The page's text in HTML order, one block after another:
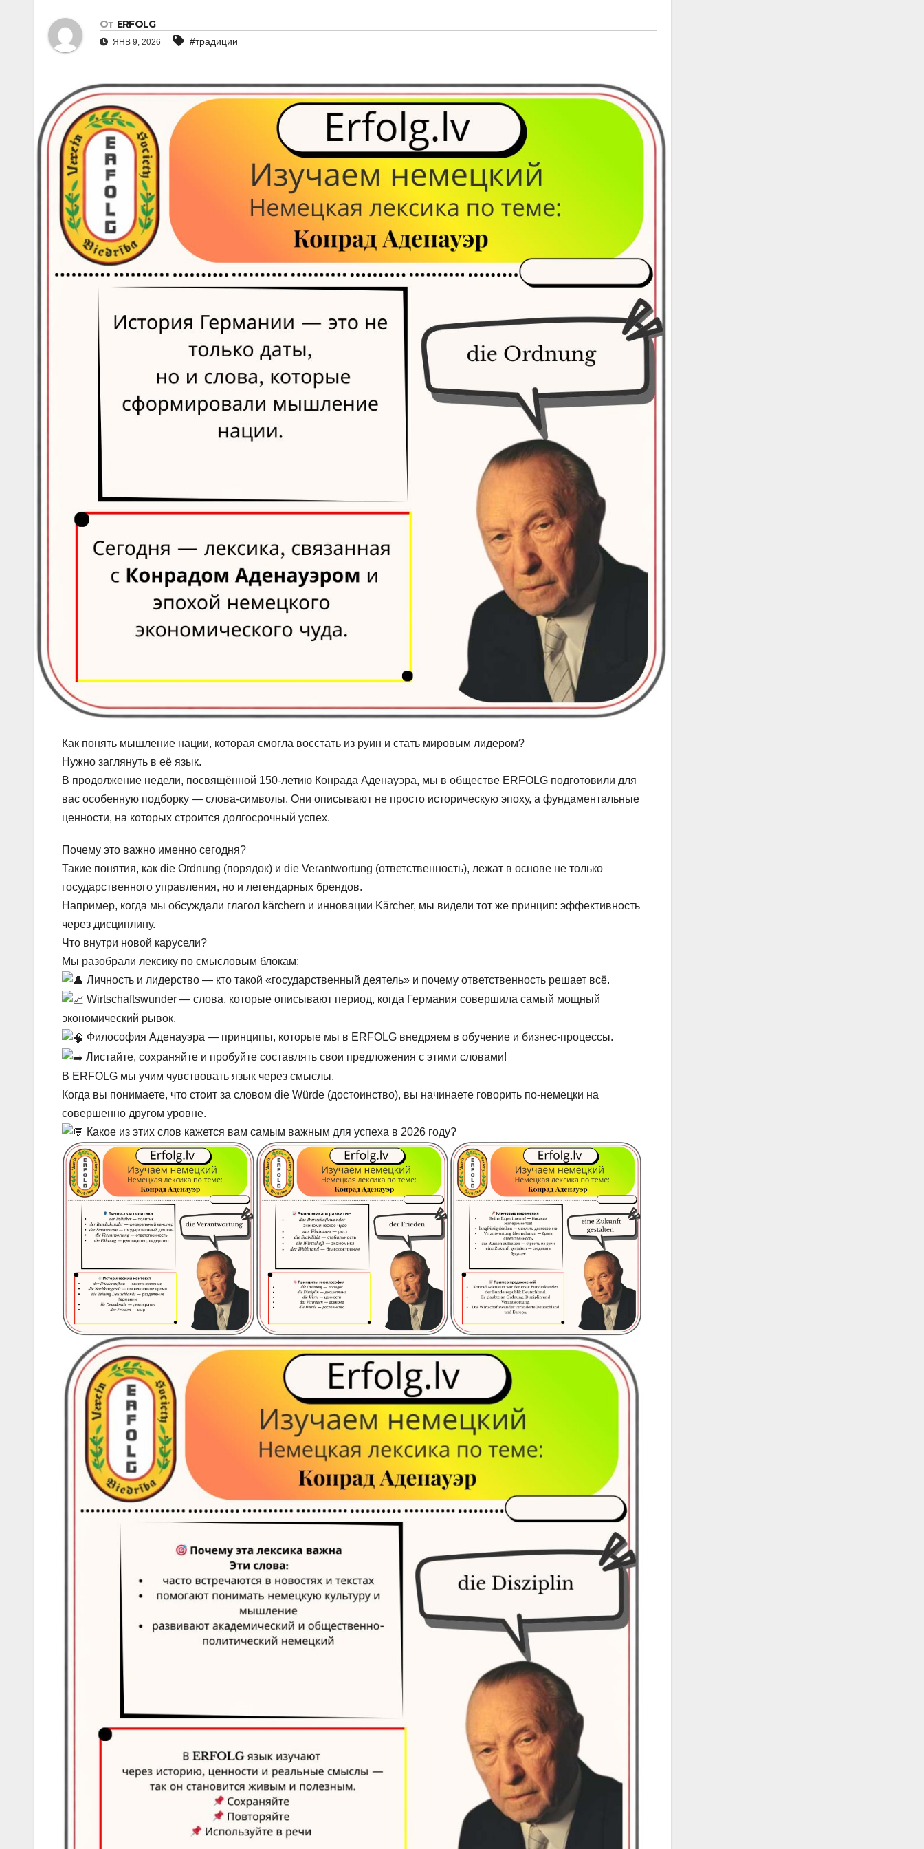
От ERFOLG
ЯНВ 9, 2026 #традиции
Как понять мышление нации, которая смогла восстать из руин и стать мировым лидером?
Нужно заглянуть в её язык.
В продолжение недели, посвящённой 150-летию Конрада Аденауэра, мы в обществе ERFOLG подготовили для
вас особенную подборку — слова-символы. Они описывают не просто историческую эпоху, а фундаментальные
ценности, на которых строится долгосрочный успех.
Почему это важно именно сегодня?
Такие понятия, как die Ordnung (порядок) и die Verantwortung (ответственность), лежат в основе не только
государственного управления, но и легендарных брендов.
Например, когда мы обсуждали глагол kärchern и инновации Kärcher, мы видели тот же принцип: эффективность
через дисциплину.
Что внутри новой карусели?
Мы разобрали лексику по смысловым блокам:
Личность и лидерство — кто такой «государственный деятель» и почему ответственность решает всё.
Wirtschaftswunder — слова, которые описывают период, когда Германия совершила самый мощный
экономический рывок.
Философия Аденауэра — принципы, которые мы в ERFOLG внедряем в обучение и бизнес-процессы.
Листайте, сохраняйте и пробуйте составлять свои предложения с этими словами!
В ERFOLG мы учим чувствовать язык через смыслы.
Когда вы понимаете, что стоит за словом die Würde (достоинство), вы начинаете говорить по-немецки на
совершенно другом уровне.
Какое из этих слов кажется вам самым важным для успеха в 2026 году?